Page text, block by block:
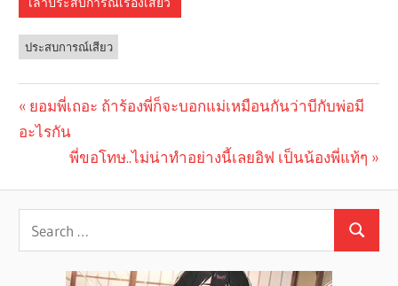
ประสบการณ์เสียว
Post
navigation
Previous
Post:
ยอมพี่เถอะ ถ้าร้องพี่ก็จะบอกแม่เหมือนกันว่าบีกับพ่อมี
อะไรกัน
Next
พี่ขอโทษ..ไม่น่าทำอย่างนี้เลยอิฟ เป็นน้องพี่แท้ๆ